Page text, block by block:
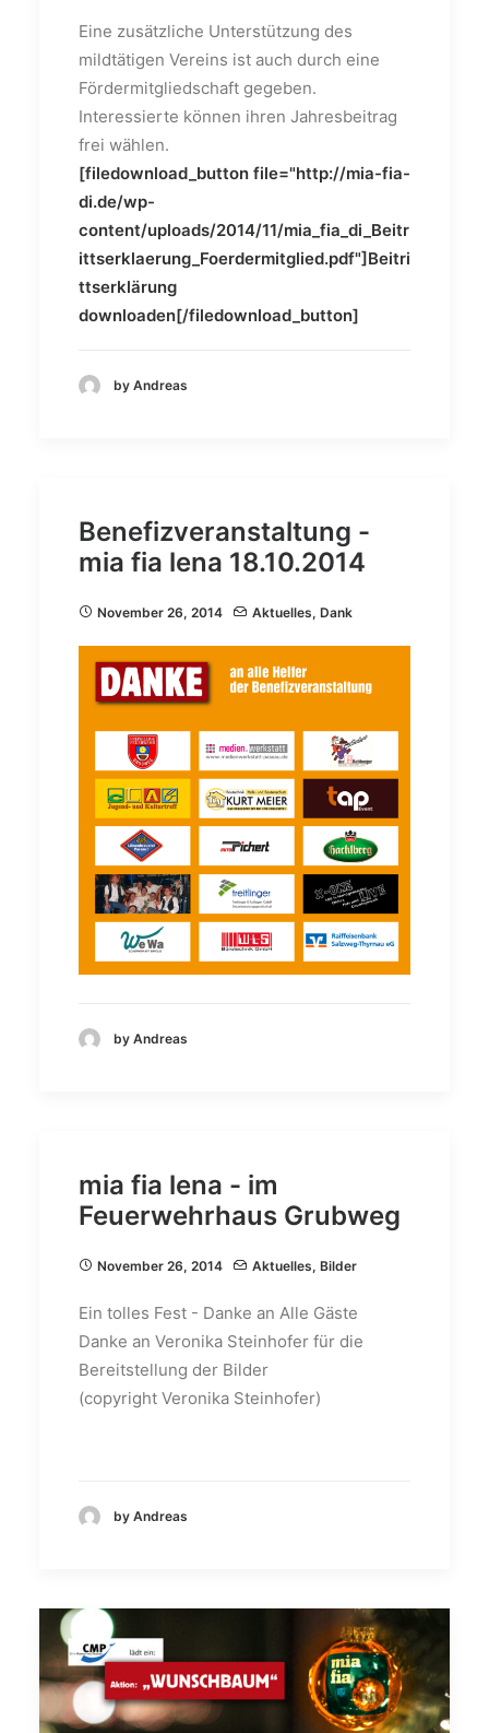
Eine zusätzliche Unterstützung des
mildtätigen Vereins ist auch durch eine
Fördermitgliedschaft gegeben.
Interessierte können ihren Jahresbeitrag
frei wählen.
[filedownload_button file="http://mia-fia-
di.de/wp-
content/uploads/2014/11/mia_fia_di_Beitr
ittserklaerung_Foerdermitglied.pdf"]Beitri
ttserklärung
downloaden[/filedownload_button]
by Andreas
Benefizveranstaltung -
mia fia lena 18.10.2014
November 26, 2014 Aktuelles, Dank
by Andreas
mia fia lena - im
Feuerwehrhaus Grubweg
November 26, 2014 Aktuelles, Bilder
Ein tolles Fest - Danke an Alle Gäste
Danke an Veronika Steinhofer für die
Bereitstellung der Bilder
(copyright Veronika Steinhofer)
by Andreas